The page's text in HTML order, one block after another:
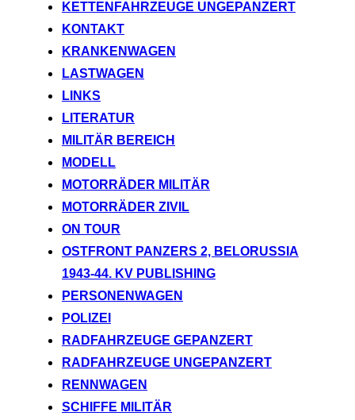
KETTENFAHRZEUGE UNGEPANZERT
KONTAKT
KRANKENWAGEN
LASTWAGEN
LINKS
LITERATUR
MILITÄR BEREICH
MODELL
MOTORRÄDER MILITÄR
MOTORRÄDER ZIVIL
ON TOUR
OSTFRONT PANZERS 2, BELORUSSIA
1943-44. KV PUBLISHING
PERSONENWAGEN
POLIZEI
RADFAHRZEUGE GEPANZERT
RADFAHRZEUGE UNGEPANZERT
RENNWAGEN
SCHIFFE MILITÄR